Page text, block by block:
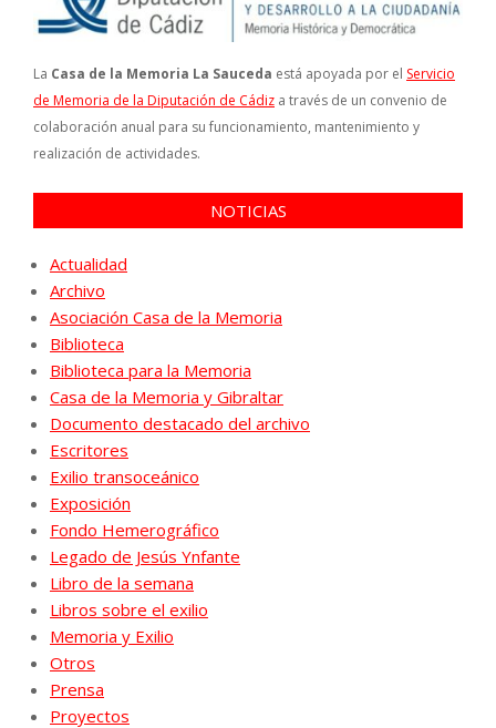
La Casa de la Memoria La Sauceda está apoyada por el Servicio
de Memoria de la Diputación de Cádiz a través de un convenio de
colaboración anual para su funcionamiento, mantenimiento y
realización de actividades.
NOTICIAS
Actualidad
Archivo
Asociación Casa de la Memoria
Biblioteca
Biblioteca para la Memoria
Casa de la Memoria y Gibraltar
Documento destacado del archivo
Escritores
Exilio transoceánico
Exposición
Fondo Hemerográfico
Legado de Jesús Ynfante
Libro de la semana
Libros sobre el exilio
Memoria y Exilio
Otros
Prensa
Proyectos